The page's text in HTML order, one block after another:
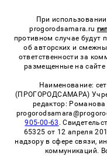
При
progorodsamara.ru
противном случае будут
об авторских и
ответственности за
размещенные на сайте
Наименование:
(ПРОГОРОДСАМАРА)
редактор:
905-00-63 .
65325 от 12 апреля
надзору в сфере связи,
коммуникаций.